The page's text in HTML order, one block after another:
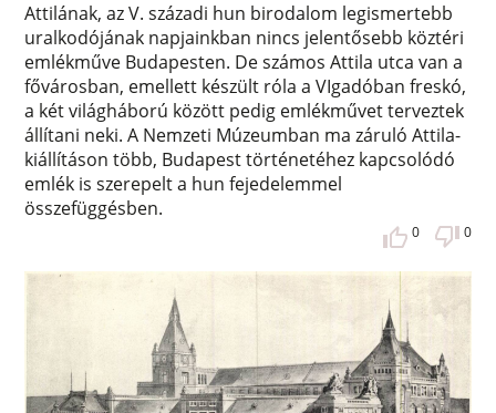
Attilának, az V. századi hun birodalom legismertebb
uralkodójának napjainkban nincs jelentősebb köztéri
emlékműve Budapesten. De számos Attila utca van a
fővárosban, emellett készült róla a VIgadóban freskó,
a két világháború között pedig emlékművet terveztek
állítani neki. A Nemzeti Múzeumban ma záruló Attila-
kiállításon több, Budapest történetéhez kapcsolódó
emlék is szerepelt a hun fejedelemmel
összefüggésben.
0 0